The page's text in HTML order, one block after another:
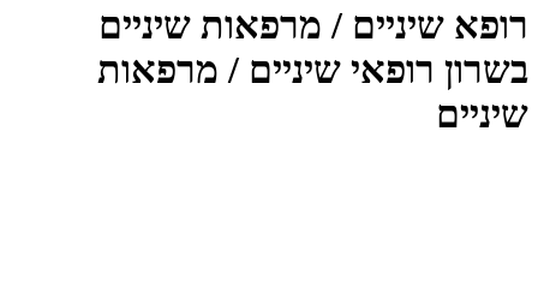
שיניים / מרפאות שיניים
רופאי שיניים / מרפאות